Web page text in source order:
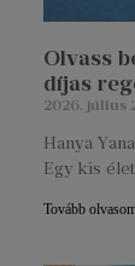
Olvass
díjas
2026. július
Hanya
Egy kis
Tovább